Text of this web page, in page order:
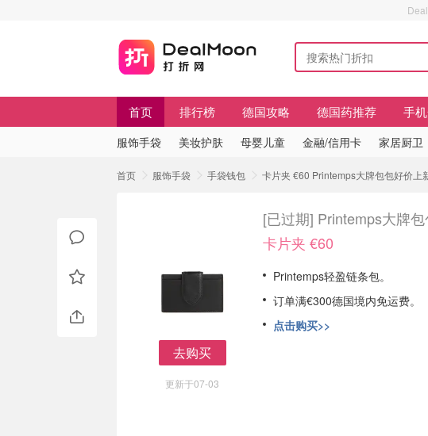
首页 排行榜 德国攻略 德国药推荐 手
服饰手袋 美妆护肤 母婴儿童 金融/信用卡 家居厨卫
首页 服饰手袋 手袋钱包 卡片夹 €60 Printemps大牌包包好价上
去购买
更新于07-03
[已过期] Printemps大牌
卡片夹 €60
Printemps轻盈链条包。
订单满€300德国境内免运费。
点击购买>>